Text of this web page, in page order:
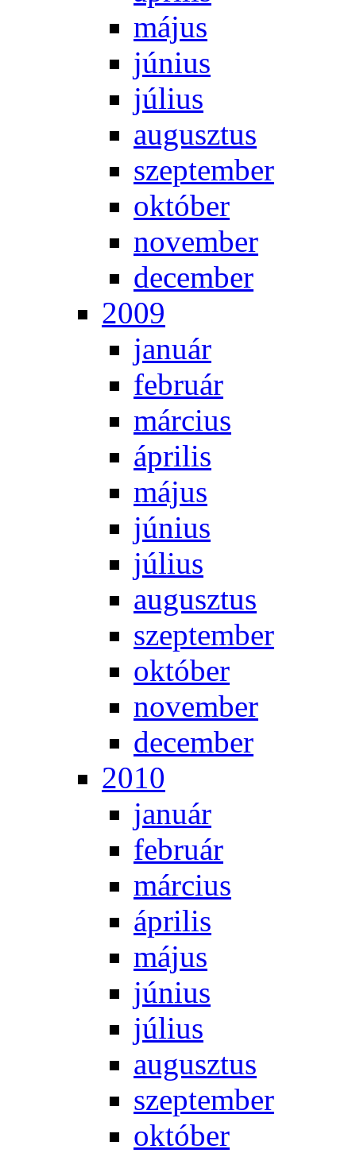
má­jus
jú­ni­us
jú­li­us
au­gusz­tus
szep­tem­ber
ok­tó­ber
no­vem­ber
de­cem­ber
2009
ja­nu­ár
feb­ru­ár
már­ci­us
áp­ri­lis
má­jus
jú­ni­us
jú­li­us
au­gusz­tus
szep­tem­ber
ok­tó­ber
no­vem­ber
de­cem­ber
2010
ja­nu­ár
feb­ru­ár
már­ci­us
áp­ri­lis
má­jus
jú­ni­us
jú­li­us
au­gusz­tus
szep­tem­ber
ok­tó­ber